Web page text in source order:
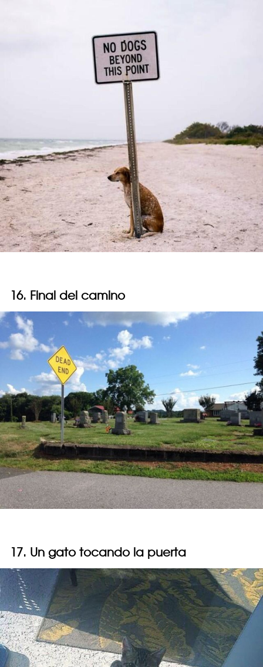
16. Final del camino
17. Un gato tocando la puerta